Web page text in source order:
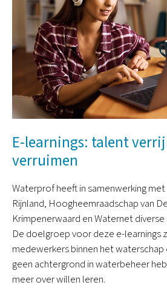
E-learnings: talent
verruimen
Waterprof heeft in samenwerking
Rijnland, Hoogheemraadschap van
Krimpenerwaard en Waternet
De doelgroep voor deze e-learnings
medewerkers binnen het
geen achtergrond in waterbeheer
meer over willen leren.